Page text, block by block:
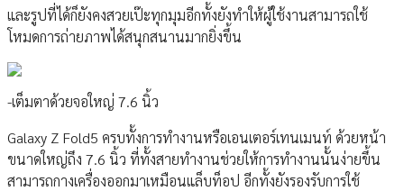
และรูปที่ได้ก็ยังคงสวยเป๊ะทุกมุมอีกทั้งยังทำให้ผู้ใช้งานสามารถใช้
โหมดการถ่ายภาพได้สนุกสนานมากยิ่งขึ้น
-เต็มตาด้วยจอใหญ่ 7.6 นิ้ว
Galaxy Z Fold5 ครบทั้งการทำงานหรือเอนเตอร์เทนเมนท์ ด้วยหน้า
ขนาดใหญ่ถึง 7.6 นิ้ว ที่ทั้งสายทำงานช่วยให้การทำงานนั้นง่ายขึ้น
สามารถกางเครื่องออกมาเหมือนแล็บท็อป อีกทั้งยังรองรับการใช้